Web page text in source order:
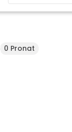
0 Pronat